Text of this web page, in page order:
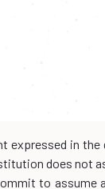
expressed in
does not
to